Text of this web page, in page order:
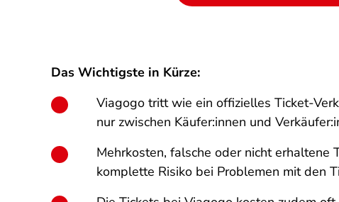
Das Wichtigste in Kürze:
Viagogo tritt wie ein offizielles Ticket-
nur zwischen Käufer:innen und
Mehrkosten, falsche oder nicht
komplette Risiko bei Problemen mit den